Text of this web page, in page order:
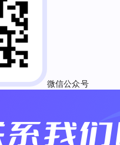
微信公众号